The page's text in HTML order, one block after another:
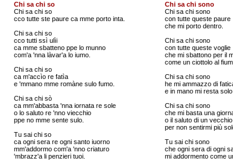
Chi sa chi so
Chi sa chi so
cco tutte ste paure ca mme porto inta.
Chi sa chi so
cco tutti ssì ulìi
ca mme sbatteno ppe lo munno
com'a 'nna làvar'a lo iumo.
Chi sa chi so
ca m'accìo re fatìa
e 'mmano mme romàne sulo fumo.
Chi sa chi sò
ca mm'abbasta 'nna iornata re sole
o lo saluto re 'nno viecchio
ppe no mme sente sulo.
Tu sai chi so
ca ogni sera re ogni santo iuorno
mm'addormo com'a 'nno criaturo
'mbrazz'a li penzieri tuoi.
Chi sa chi sono
Chi sa chi sono
con tutte queste paure
che mi porto dentro.
Chi sa chi sono
con tutte queste voglie
che mi sbattono per il
come un ciottolo al
Chi sa chi sono
he mi ammazzo di
e in mano mi resta solo
Chi sa chi sono
che mi basta una
o il saluto di un vecchio
per non sentirmi più
Tu sai chi sono
che ogni sera di ogni
mi addormento come